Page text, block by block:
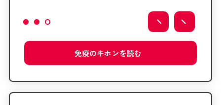
免疫のキホンを読む